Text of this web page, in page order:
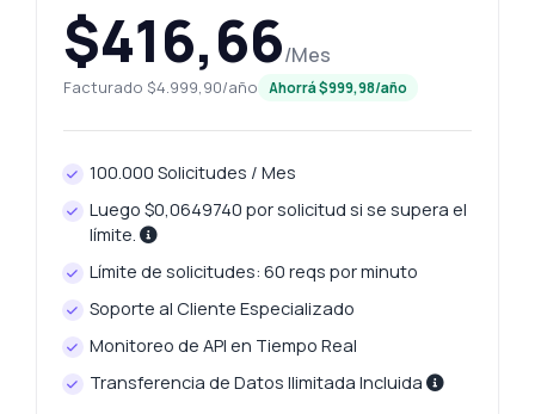
$416,66/Mes
Facturado $4.999,90/año Ahorrá $999,98/año
100.000 Solicitudes / Mes
Luego $0,0649740 por solicitud si se supera el
límite.
Límite de solicitudes: 60 reqs por minuto
Soporte al Cliente Especializado
Monitoreo de API en Tiempo Real
Transferencia de Datos Ilimitada Incluida